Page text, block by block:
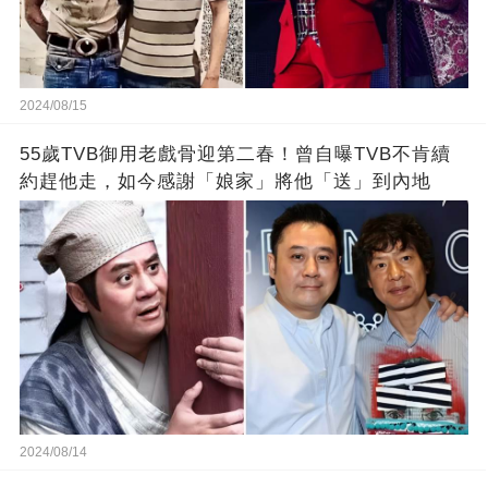
2024/08/15
55歲TVB御用老戲骨迎第二春！曾自曝TVB不肯續
約趕他走，如今感謝「娘家」將他「送」到內地
2024/08/14